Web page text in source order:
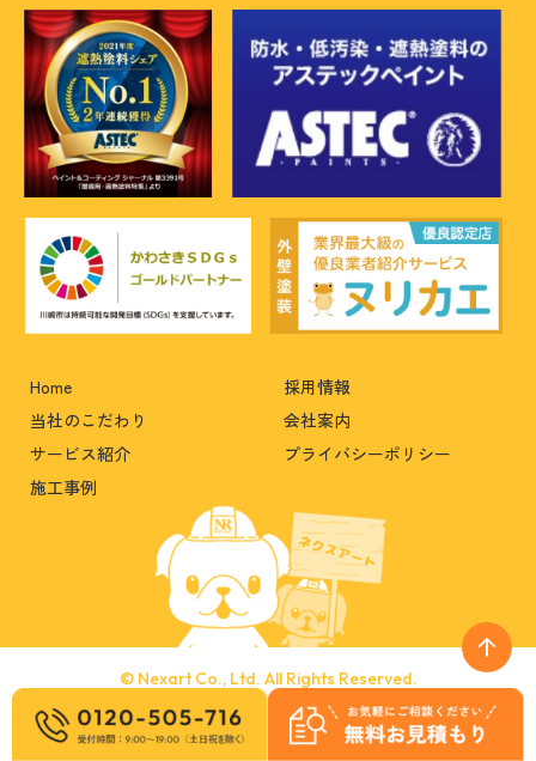
Home
採用情報
当社のこだわり
会社案内
サービス紹介
プライバシーポリシー
施工事例
© Nexart Co., Ltd. All Rights Reserved.